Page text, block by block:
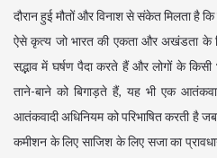
दौरान हुई मौतों और विनाश से संकेत मिलता है
ऐसे कृत्य जो भारत की एकता और अखंडता के
सद्भाव में घर्षण पैदा करते हैं और लोगों के
ताने-बाने को बिगाड़ते हैं, यह भी एक
आतंकवादी अधिनियम को परिभाषित करती है
कमीशन के लिए साजिश के लिए सजा का